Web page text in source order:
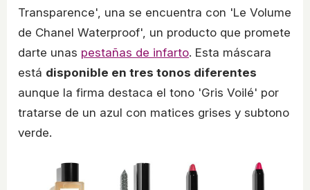
Transparence', una se encuentra con 'Le Volume
de Chanel Waterproof', un producto que promete
darte unas pestañas de infarto. Esta máscara
está disponible en tres tonos diferentes
aunque la firma destaca el tono 'Gris Voilé' por
tratarse de un azul con matices grises y subtono
verde.